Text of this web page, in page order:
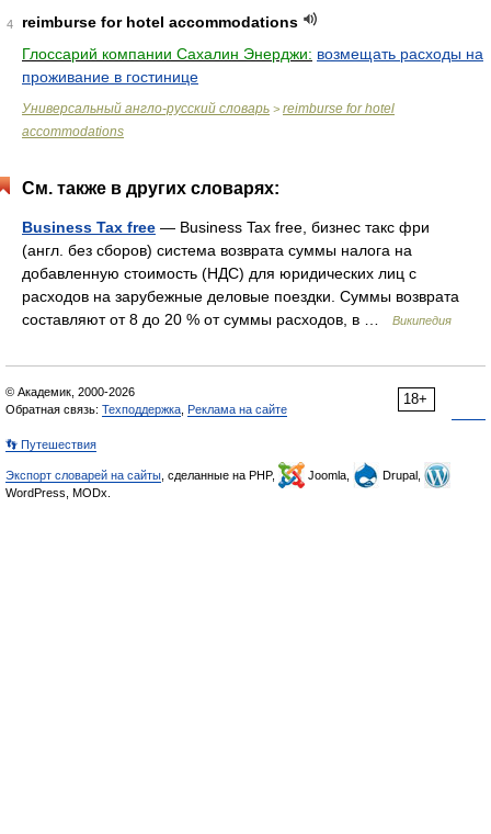
4
reimburse for hotel accommodations
Глоссарий компании Сахалин Энерджи: возмещать расходы на
проживание в гостинице
Универсальный англо-русский словарь > reimburse for hotel
accommodations
См. также в других словарях:
Business Tax free — Business Tax free, бизнес такс фри
(англ. без сборов) система возврата суммы налога на
добавленную стоимость (НДС) для юридических лиц с
расходов на зарубежные деловые поездки. Суммы возврата
составляют от 8 до 20 % от суммы расходов, в …
Википедия
18+
© Академик, 2000-2026
Обратная связь: Техподдержка Реклама на сайте
👣 Путешествия
Экспорт словарей на сайты , сделанные на PHP, Joomla,
Drupal,
WordPress, MODx.